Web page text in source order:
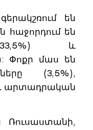
են
հաջորդում են
և
Փոքր մաս են
(3,5%),
արտադրական
Ռուսաստանի,